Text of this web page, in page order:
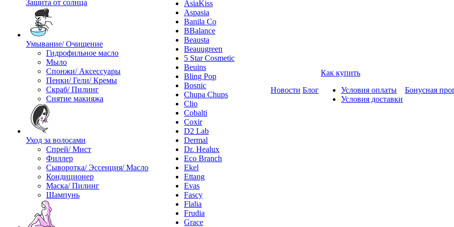
Защита от солнца
Умывание/ Очищение
Гидрофильное масло
Мыло
Спонжи/ Аксессуары
Пенки/ Гели/ Кремы
Скраб/ Пилинг
Снятие макияжа
Уход за волосами
Спрей/ Мист
Филлер
Сыворотка/ Эссенция/ Масло
Кондиционер
Маска/ Пилинг
Шампунь
AsiaKiss
Aspasia
Banila Co
BBalance
Beausta
Beauugreen
5 Star Cosmetic
Beuins
Bling Pop
Bosnic
Chupa Chups
Clio
Cobalti
Coxir
D2 Lab
Dermal
Dr. Healux
Eco Branch
Ekel
Ettang
Evas
Fascy
Flalia
Frudia
Grace
Новости Блог
Как купить
Условия оплаты
Условия доставки
Бонусная